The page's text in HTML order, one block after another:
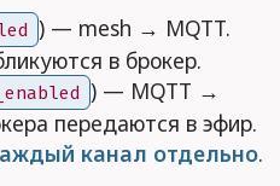
) — mesh → MQTT.
в брокер.
) — MQTT →
передаются в эфир.
канал отдельно.